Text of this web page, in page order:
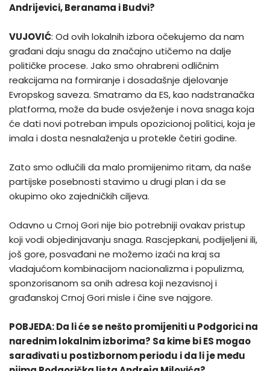
Andrijevici, Beranama i Budvi?
VUJOVIĆ: Od ovih lokalnih izbora očekujemo da nam
građani daju snagu da značajno utičemo na dalje
političke procese. Jako smo ohrabreni odličnim
reakcijama na formiranje i dosadašnje djelovanje
Evropskog saveza. Smatramo da ES, kao nadstranačka
platforma, može da bude osvježenje i nova snaga koja
će dati novi potreban impuls opozicionoj politici, koja je
imala i dosta nesnalaženja u protekle četiri godine.
Zato smo odlučili da malo promijenimo ritam, da naše
partijske posebnosti stavimo u drugi plan i da se
okupimo oko zajedničkih ciljeva.
Odavno u Crnoj Gori nije bio potrebniji ovakav pristup
koji vodi objedinjavanju snaga. Rascjepkani, podijeljeni ili,
još gore, posvađani ne možemo izaći na kraj sa
vladajućom kombinacijom nacionalizma i populizma,
sponzorisanom sa onih adresa koji nezavisnoj i
građanskoj Crnoj Gori misle i čine sve najgore.
POBJEDA: Da li će se nešto promijeniti u Podgorici na
narednim lokalnim izborima? Sa kime bi ES mogao
sarađivati u postizbornom periodu i da li je među